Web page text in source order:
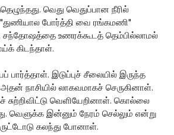
வெது வெதுப்பான நீரில்
போர்த்தி வை ரங்கமணி"
சந்தோஷத்தை உணரக்கூடத் தெம்பில்லாமல்
கிடந்தாள்.
இடுப்புச் சீலையில் இருந்த
நாசியில் லாகவமாகச் செருகினாள்.
சுற்றிவிட்டு வெளியேறினாள். கொல்லை
வெளுக்க இன்னும் நேரம் செல்லும் என்று
கலந்து போனாள்.